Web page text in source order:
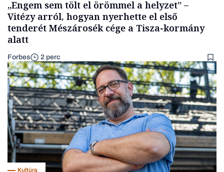
„Engem sem tölt el örömmel a helyzet” –
Vitézy arról, hogyan nyerhette el első
tenderét Mészárosék cége a Tisza-kormány
alatt
Forbes 2 perc
Kultúra